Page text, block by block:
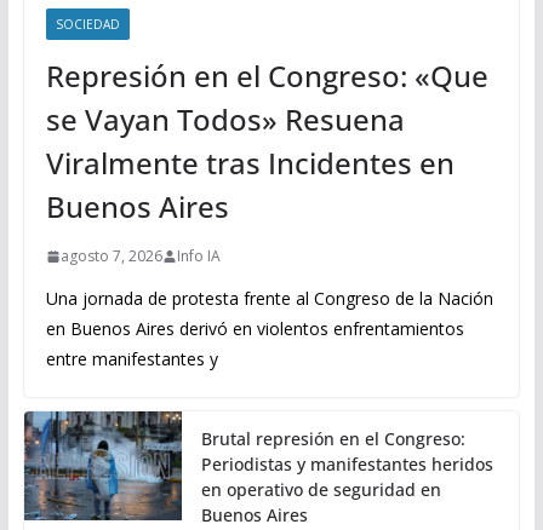
SOCIEDAD
Represión en el Congreso: «Que
se Vayan Todos» Resuena
Viralmente tras Incidentes en
Buenos Aires
agosto 7, 2026 Info IA
Una jornada de protesta frente al Congreso de la Nación
en Buenos Aires derivó en violentos enfrentamientos
entre manifestantes y
Brutal represión en el Congreso:
Periodistas y manifestantes heridos
en operativo de seguridad en
Buenos Aires